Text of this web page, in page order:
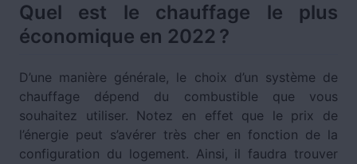
Quel est le chauffage le plus
économique en 2022 ?
D’une manière générale, le choix d’un système de
chauffage dépend du combustible que vous
souhaitez utiliser. Notez en effet que le prix de
l’énergie peut s’avérer très cher en fonction de la
configuration du logement. Ainsi, il faudra trouver